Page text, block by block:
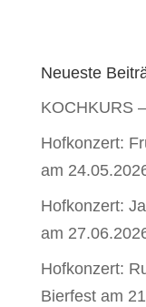
Neueste
KOCHKURS
Hofkonzert:
am
Hofkonzert:
am
Hofkonzert:
Bierfest am